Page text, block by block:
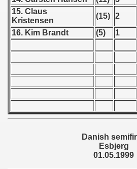
15. Claus
Kristensen
(15) 2
16. Kim Brandt
(5) 1
Danish
Esbjerg
01.05.1999
- 1952
- 1953
- 1955